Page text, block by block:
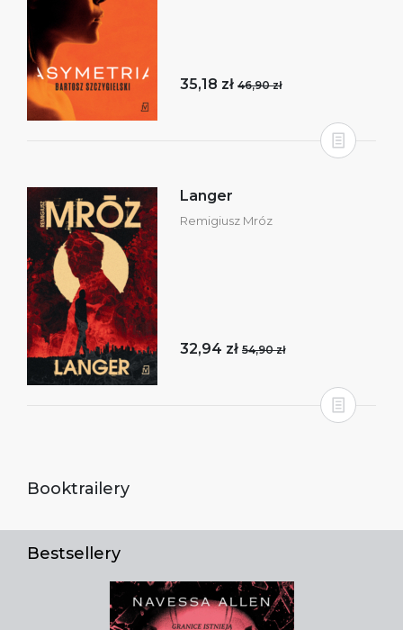
35,18 zł 46,90 zł
Langer
Remigiusz Mróz
32,94 zł 54,90 zł
Booktrailery
Bestsellery